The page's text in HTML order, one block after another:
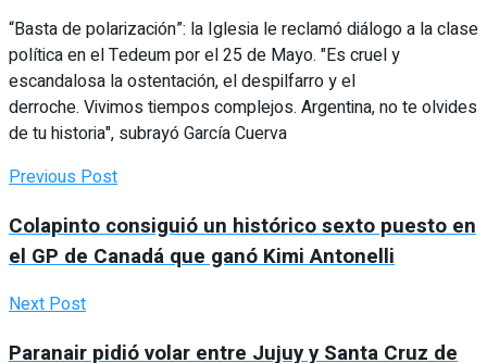
“Basta de polarización”: la Iglesia le reclamó diálogo a la clase
política en el Tedeum por el 25 de Mayo. "Es cruel y
escandalosa la ostentación, el despilfarro y el
derroche. Vivimos tiempos complejos. Argentina, no te olvides
de tu historia", subrayó García Cuerva
Previous Post
Colapinto consiguió un histórico sexto puesto en
el GP de Canadá que ganó Kimi Antonelli
Next Post
Paranair pidió volar entre Jujuy y Santa Cruz de